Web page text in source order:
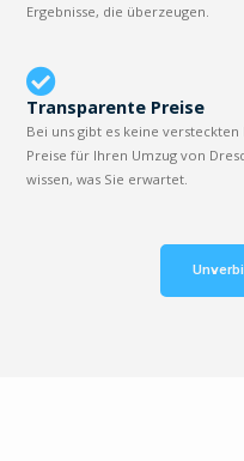
Ergebnisse, die überzeugen.
Transparente Preise
Bei uns gibt es keine
Preise für Ihren Umzug von
wissen, was Sie erwartet.